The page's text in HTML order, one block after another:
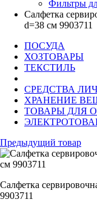
Фильтры
Салфетка
d=38 см 9903711
ПОСУДА
ХОЗТОВАРЫ
ТЕКСТИЛЬ
СРЕДСТВА
ХРАНЕНИЕ
ТОВАРЫ ДЛЯ
Предыдущий товар
Салфетка
9903711